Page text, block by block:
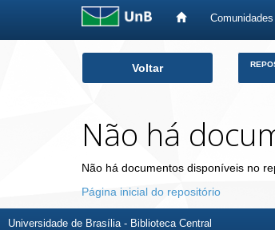
Voltar
Não há
Não há documentos disponíveis no
Página inicial do repositório
Universidade de Brasília - Biblioteca Central